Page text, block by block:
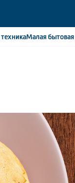
техникаМалая бытовая